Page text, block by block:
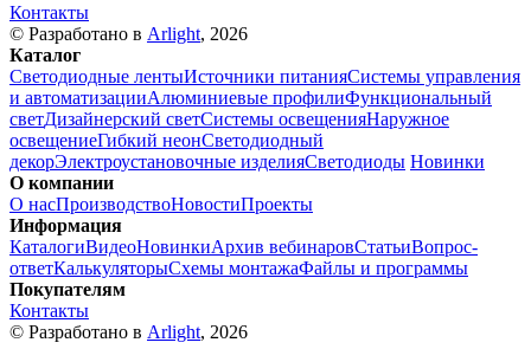
Контакты
© Разработано в Arlight, 2026
Каталог
Светодиодные лентыИсточники питанияСистемы управления
и автоматизацииАлюминиевые профилиФункциональный
светДизайнерский светСистемы освещенияНаружное
освещениеГибкий неонСветодиодный
декорЭлектроустановочные изделияСветодиоды Новинки
О компании
О насПроизводствоНовостиПроекты
Информация
КаталогиВидеоНовинкиАрхив вебинаровСтатьиВопрос-
ответКалькуляторыСхемы монтажаФайлы и программы
Покупателям
Контакты
© Разработано в Arlight, 2026